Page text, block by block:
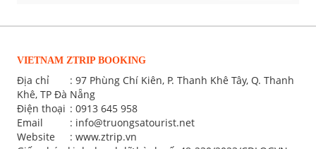
VIETNAM ZTRIP BOOKING
Địa chỉ
: 97 Phùng Chí Kiên, P. Thanh Khê Tây, Q. Thanh
Khê, TP Đà Nẵng
Điện thoại : 0913 645 958
Email
: info@truongsatourist.net
Website
: www.ztrip.vn